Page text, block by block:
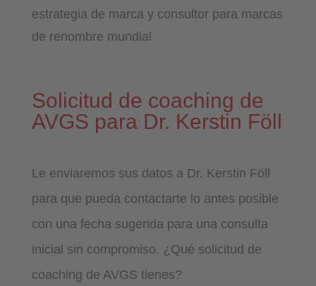
estrategia de marca y consultor para marcas
de renombre mundial
Solicitud de coaching de
AVGS para Dr. Kerstin Föll
Le enviaremos sus datos a Dr. Kerstin Föll
para que pueda contactarte lo antes posible
con una fecha sugerida para una consulta
inicial sin compromiso. ¿Qué solicitud de
coaching de AVGS tienes?